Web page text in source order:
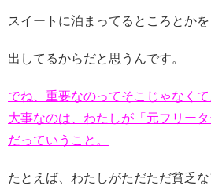
スイートに泊まってるところとかを
出してるからだと思うんです。
でね、重要なのってそこじゃなくて
大事なのは、わたしが「元フリータ
だっていうこと。
たとえば、わたしがただただ貧乏な